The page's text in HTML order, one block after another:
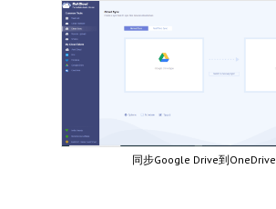
同步Google Drive到OneDrive